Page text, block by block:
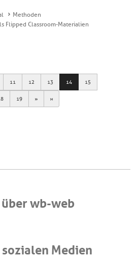
Methoden
Flipped Classroom-Materialien
11 12 13 14 15
19 Next Last
wb-web
Medien